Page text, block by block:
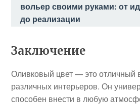
вольер своими руками: от
до реализации
Заключение
Оливковый цвет — это отличный
различных интерьеров. Он
способен внести в любую